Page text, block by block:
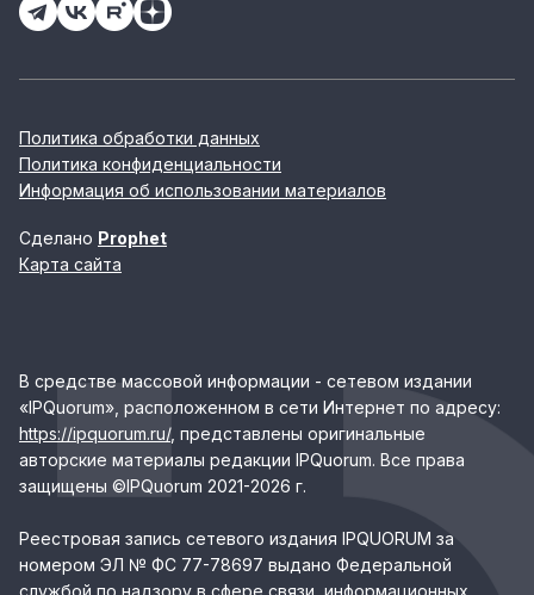
Политика обработки данных
Политика конфиденциальности
Информация об использовании материалов
Сделано Prophet
Карта сайта
В средстве массовой информации - сетевом издании
«IPQuorum», расположенном в сети Интернет по адресу:
https://ipquorum.ru/, представлены оригинальные
авторские материалы редакции IPQuorum. Все права
защищены ©IPQuorum 2021-2026 г.
Реестровая запись сетевого издания IPQUORUM за
номером ЭЛ № ФС 77-78697 выдано Федеральной
службой по надзору в сфере связи, информационных